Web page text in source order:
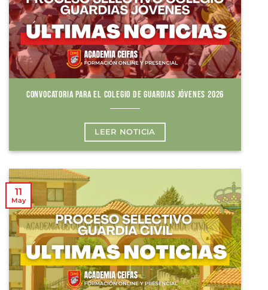
CONVOCATORIA PARA EL COLEGIO DE GUARDIAS JÓVENES 2026
LEER NOTICIA
11
May